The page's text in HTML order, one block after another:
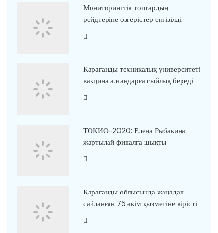
Мониторингтік топтардың
рейдтеріне өзгерістер енгізілді
Қарағанды техникалық университеті
вакцина алғандарға сыйлық береді
ТОКИО-2020: Елена Рыбакина
жартылай финалға шықты
Қарағанды облысында жаңадан
сайланған 75 әкім қызметіне кірісті